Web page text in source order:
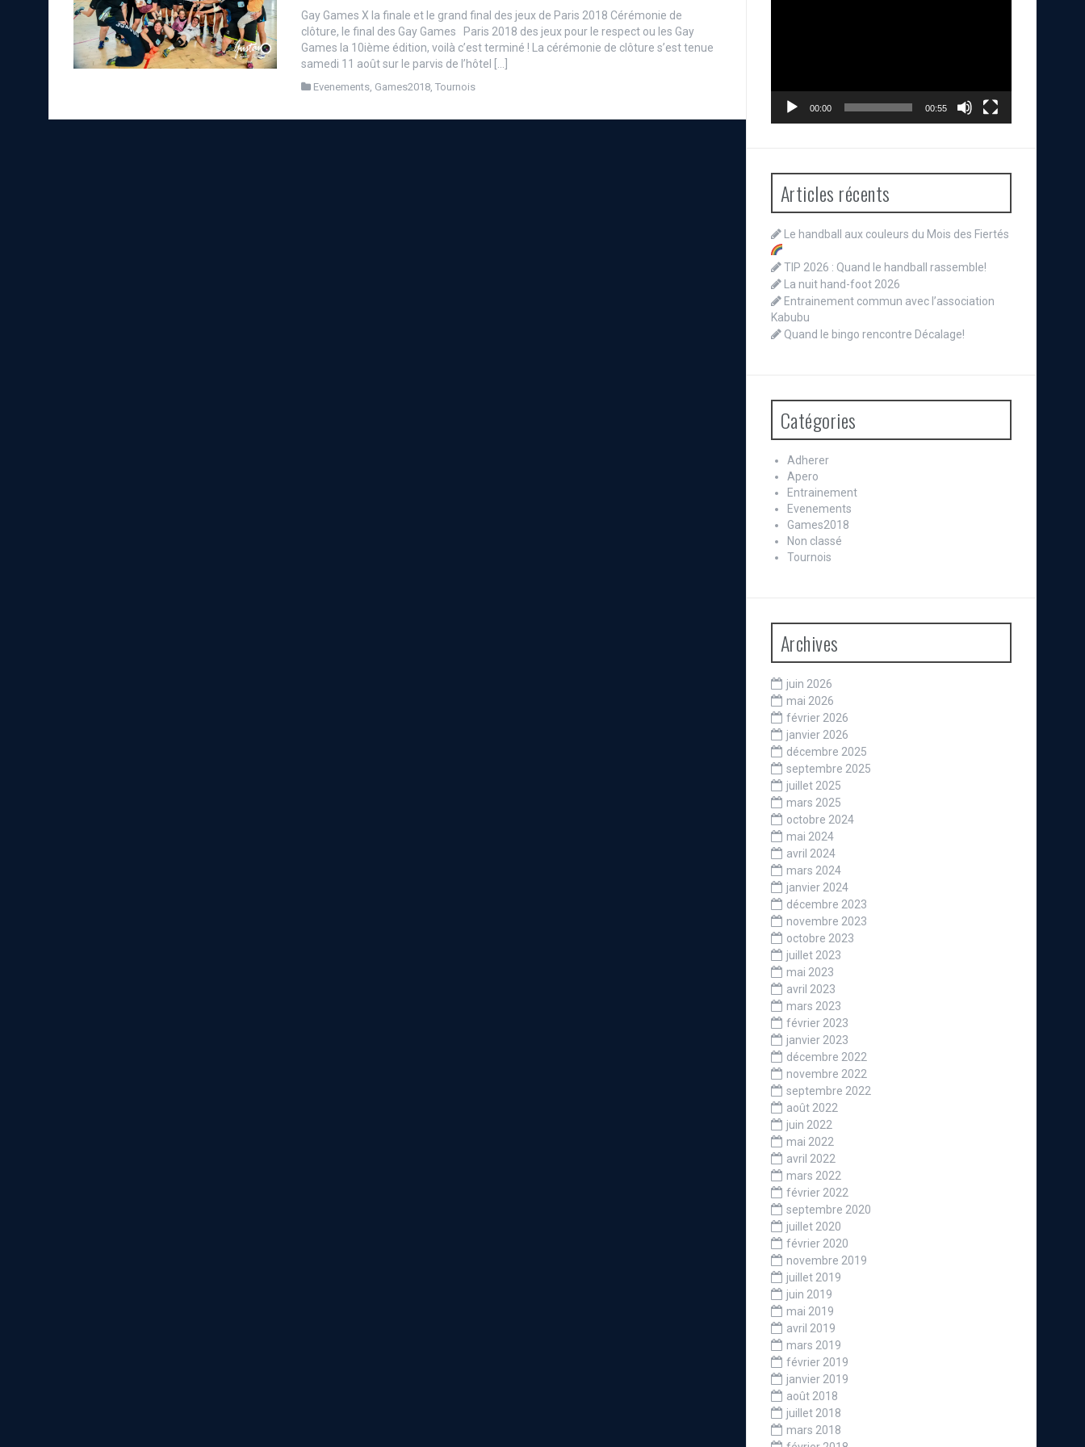
Gay Games X la finale et le grand final des jeux de Paris 2018 Cérémonie de
clôture, le final des Gay Games Paris 2018 des jeux pour le respect ou les Gay
Games la 10ième édition, voilà c’est terminé ! La cérémonie de clôture s’est tenue
samedi 11 août sur le parvis de l’hôtel […]
Evenements, Games2018,Tournois
00:00 00:55
Articles récents
Le handball aux couleurs du Mois des Fiertés
TIP 2026 : Quand le handball rassemble!
La nuit hand-foot 2026
Entrainement commun avec l’association
Kabubu
Quand le bingo rencontre Décalage!
Catégories
Adherer
Apero
Entrainement
Evenements
Games2018
Non classé
Tournois
Archives
juin 2026
mai 2026
février 2026
janvier 2026
décembre 2025
septembre 2025
juillet 2025
mars 2025
octobre 2024
mai 2024
avril 2024
mars 2024
janvier 2024
décembre 2023
novembre 2023
octobre 2023
juillet 2023
mai 2023
avril 2023
mars 2023
février 2023
janvier 2023
décembre 2022
novembre 2022
septembre 2022
août 2022
juin 2022
mai 2022
avril 2022
mars 2022
février 2022
septembre 2020
juillet 2020
février 2020
novembre 2019
juillet 2019
juin 2019
mai 2019
avril 2019
mars 2019
février 2019
janvier 2019
août 2018
juillet 2018
mars 2018